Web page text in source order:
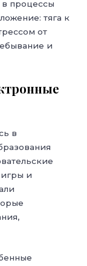
процессы
тяга к
от
и
в
и